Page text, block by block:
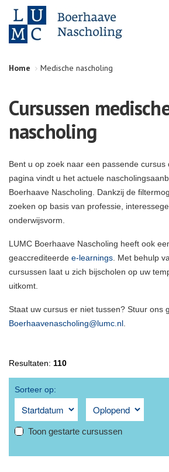
Home Medische nascholing
Cursussen
nascholing
Bent u op zoek naar een passende
pagina vindt u het actuele
Boerhaave Nascholing. Dankzij de
zoeken op basis van professie,
onderwijsvorm.
LUMC Boerhaave Nascholing heeft ook
geaccrediteerde e-learnings . Met behulp
cursussen laat u zich bijscholen op uw
uitkomt.
Staat uw cursus er niet tussen? Stuur ons
Boerhaavenascholing@lumc.nl
Resultaten: 110
Sorteer op:
Toon gestarte cursussen